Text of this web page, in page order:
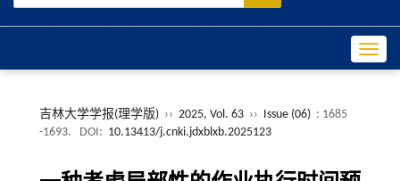
吉林大学学报(理学版) ›› 2025, Vol. 63 ›› Issue (06) : 1685
-1693.
DOI: 10.13413/j.cnki.jdxblxb.2025123